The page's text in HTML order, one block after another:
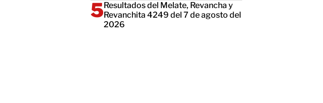
Resultados del Melate, Revancha y
Revanchita 4249 del 7 de agosto del
2026